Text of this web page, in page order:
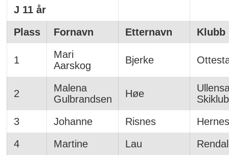
J 11 år
Plass
Fornavn Etternavn Klubb
1
Mari
Aarskog
Bjerke
2
Malena
Gulbrandsen
Høe
3
Johanne Risnes
4
Martine Lau